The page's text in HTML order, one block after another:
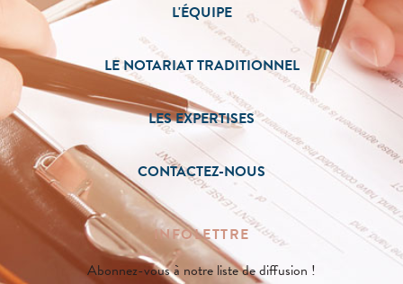
L'ÉQUIPE
LE NOTARIAT TRADITIONNEL
LES EXPERTISES
CONTACTEZ-NOUS
INFOLETTRE
Abonnez-vous à notre liste de diffusion !